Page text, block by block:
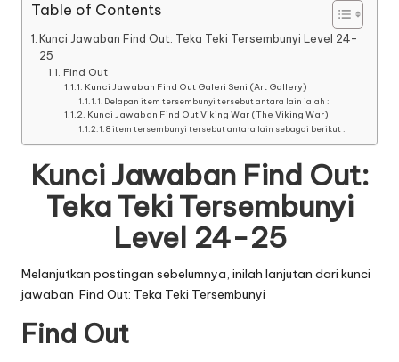
Table of Contents
Kunci Jawaban Find Out: Teka Teki Tersembunyi Level 24-
25
Find Out
Kunci Jawaban Find Out Galeri Seni (Art Gallery)
Delapan item tersembunyi tersebut antara lain ialah :
Kunci Jawaban Find Out Viking War (The Viking War)
8 item tersembunyi tersebut antara lain sebagai berikut :
Kunci Jawaban Find Out:
Teka Teki Tersembunyi
Level 24-25
Melanjutkan postingan sebelumnya, inilah lanjutan dari kunci
jawaban Find Out: Teka Teki Tersembunyi
Find Out